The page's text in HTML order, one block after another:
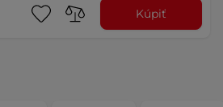
Kúpiť